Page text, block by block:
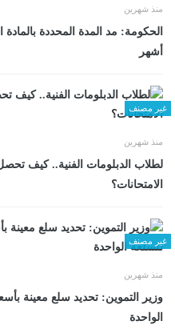
منذ شهرين
أشهر
غير مصنف
منذ شهرين
لطلاب الدبلومات الفنية.. كيف
الامتحانات؟
غير مصنف
منذ شهرين
وزير التموين: تحديد سلع معينة
الواحدة